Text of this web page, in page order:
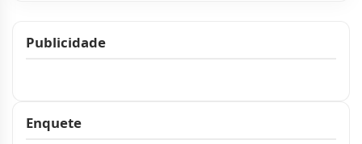
Publicidade
Enquete